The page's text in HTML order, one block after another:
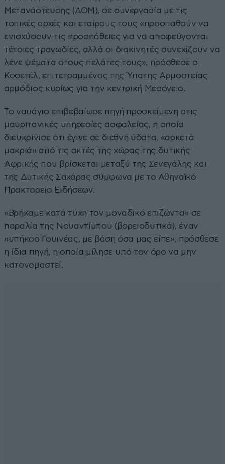
Μετανάστευσης (ΔΟΜ), σε συνεργασία με τις
τοπικές αρχές και εταίρους τους «προσπαθούν να
ενισχύσουν τις προσπάθειες για να αποφεύγονται
τέτοιες τραγωδίες, αλλά οι διακινητές συνεχίζουν να
λένε ψέματα στους πελάτες τους», πρόσθεσε ο
Κοσετέλ, επιτετραμμένος της Ύπατης Αρμοστείας
αρμόδιος κυρίως για την κεντρική Μεσόγειο.
Το ναυάγιο επιβεβαίωσε πηγή προσκείμενη στις
μαυριτανικές υπηρεσίες ασφαλείας, η οποία
διευκρίνισε ότι έγινε σε διεθνή ύδατα, «αρκετά
μακριά» από τις ακτές της χώρας της δυτικής
Αφρικής που βρίσκεται μεταξύ της Σενεγάλης και
της Δυτικής Σαχάρας σύμφωνα με το Αθηναϊκό
Πρακτορείο Ειδήσεων.
«Βρήκαμε κατά τύχη τον μοναδικό επιζώντα» σε
παραλία της Νουαντίμπου (βορειοδυτικά), έναν
«υπήκοο Γουινέας, με βάση όσα μας είπε», πρόσθεσε
η ίδια πηγή, η οποία μίλησε υπό τον όρο να μην
κατονομαστεί.